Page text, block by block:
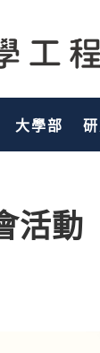
大學部
活動